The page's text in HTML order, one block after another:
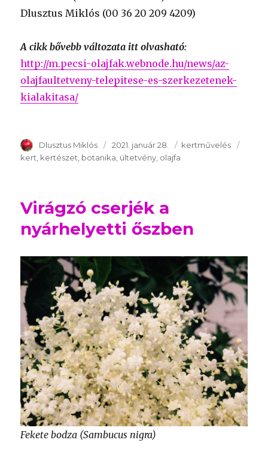
Dlusztus Miklós (00 36 20 209 4209)
A cikk bővebb változata itt olvasható:
http://m.pecsi-olajfak.webnode.hu/news/az-
olajfaultetveny-telepitese-es-szerkezetenek-
kialakitasa/
Szerző
Dlusztus Miklós Publikálva
2021. január 28. Témakör
kertművelés
kert kertészet botanika ültetvény olajfa
Virágzó cserjék a
nyárhelyetti őszben
Fekete bodza (Sambucus nigra)